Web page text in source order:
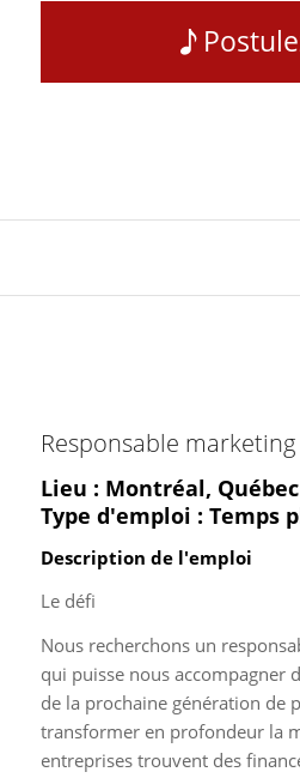
Responsable
Lieu : Montréal, Québec
Type d'emploi : Temps
Description de l'emploi
Le défi
Nous recherchons un
qui puisse nous accompagner
de la prochaine génération de
transformer en profondeur la
entreprises trouvent des